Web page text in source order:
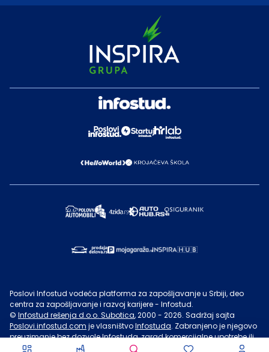
Poslovi Infostud vodeća platforma za zapošljavanje u Srbiji, deo
centra za zapošljavanje i razvoj karijere - Infostud.
© Infostud rešenja d.o.o. Subotica, 2000 - 2026. Sadržaj sajta
Poslovi.infostud.com je vlasništvoInfostuda. Zabranjeno je njegovo
preuzimanje bez dozvoleInfostuda, zarad komercijalne upotrebe ili
u druge svrhe, osim za lične potrebe posetilaca sajta.